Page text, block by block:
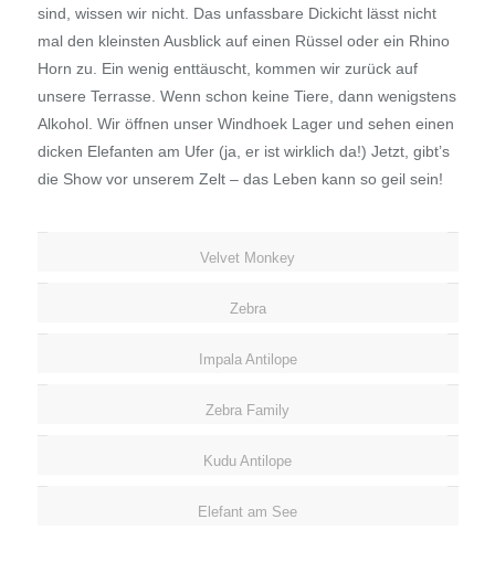
sind, wissen wir nicht. Das unfassbare Dickicht lässt nicht
mal den kleinsten Ausblick auf einen Rüssel oder ein Rhino
Horn zu. Ein wenig enttäuscht, kommen wir zurück auf
unsere Terrasse. Wenn schon keine Tiere, dann wenigstens
Alkohol. Wir öffnen unser Windhoek Lager und sehen einen
dicken Elefanten am Ufer (ja, er ist wirklich da!) Jetzt, gibt’s
die Show vor unserem Zelt – das Leben kann so geil sein!
Velvet Monkey
Zebra
Impala Antilope
Zebra Family
Kudu Antilope
Elefant am See